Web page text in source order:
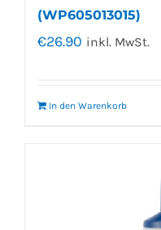
(WP605013015)
€26.90 inkl. MwSt.
In den Warenkorb